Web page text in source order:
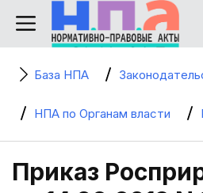
База НПА
НПА по Органам власти
Приказ